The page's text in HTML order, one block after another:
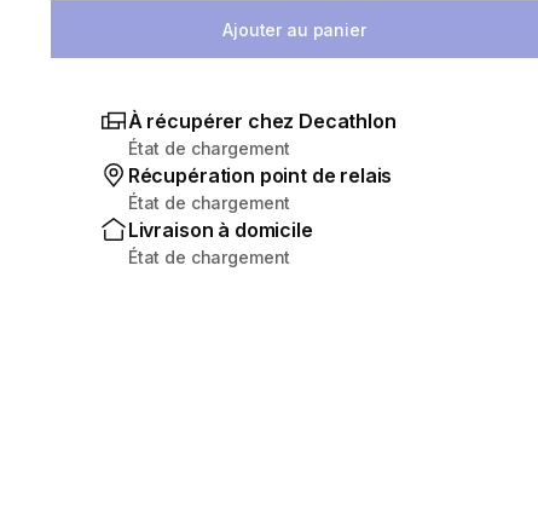
Ajouter au panier
À récupérer chez Decathlon
État de chargement
Récupération point de relais
État de chargement
Livraison à domicile
État de chargement